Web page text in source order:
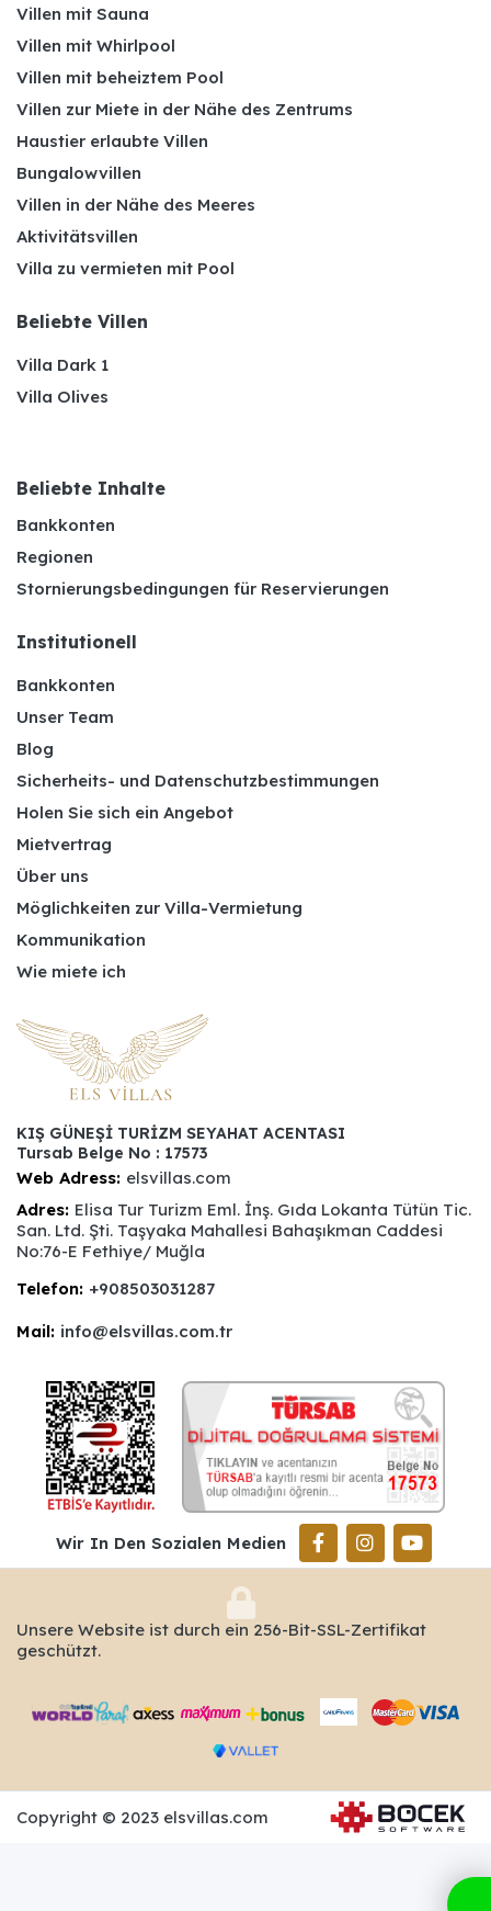
Villen mit Sauna
Villen mit Whirlpool
Villen mit beheiztem Pool
Villen zur Miete in der Nähe des Zentrums
Haustier erlaubte Villen
Bungalowvillen
Villen in der Nähe des Meeres
Aktivitätsvillen
Villa zu vermieten mit Pool
Beliebte Villen
Villa Dark 1
Villa Olives
Beliebte Inhalte
Bankkonten
Regionen
Stornierungsbedingungen für Reservierungen
Institutionell
Bankkonten
Unser Team
Blog
Sicherheits- und Datenschutzbestimmungen
Holen Sie sich ein Angebot
Mietvertrag
Über uns
Möglichkeiten zur Villa-Vermietung
Kommunikation
Wie miete ich
KIŞ GÜNEŞİ TURİZM SEYAHAT ACENTASI
Tursab Belge No : 17573
Web Adress: elsvillas.com
Adres: Elisa Tur Turizm Eml. İnş. Gıda Lokanta Tütün Tic.
San. Ltd. Şti. Taşyaka Mahallesi Bahaşıkman Caddesi
No:76-E Fethiye/ Muğla
Telefon: +908503031287
Mail: info@elsvillas.com.tr
Wir In Den Sozialen Medien
Unsere Website ist durch ein 256-Bit-SSL-Zertifikat
geschützt.
Copyright © 2023 elsvillas.com